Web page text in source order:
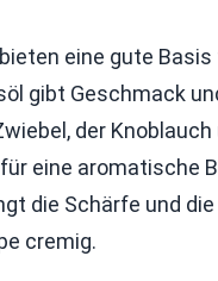
eine gute Basis
gibt Geschmack
der Knoblauch
eine aromatische
die Schärfe und
cremig.